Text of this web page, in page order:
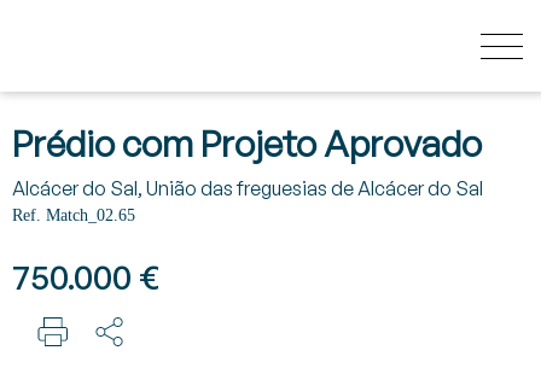
COMPRAR
Prédio com Projeto Aprovado
Alcácer do Sal, União das freguesias de Alcácer do Sal
Ref. Match_02.65
750.000 €